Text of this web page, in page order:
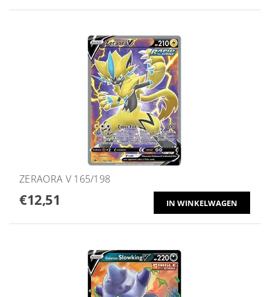
ZERAORA V 165/198
€12,51